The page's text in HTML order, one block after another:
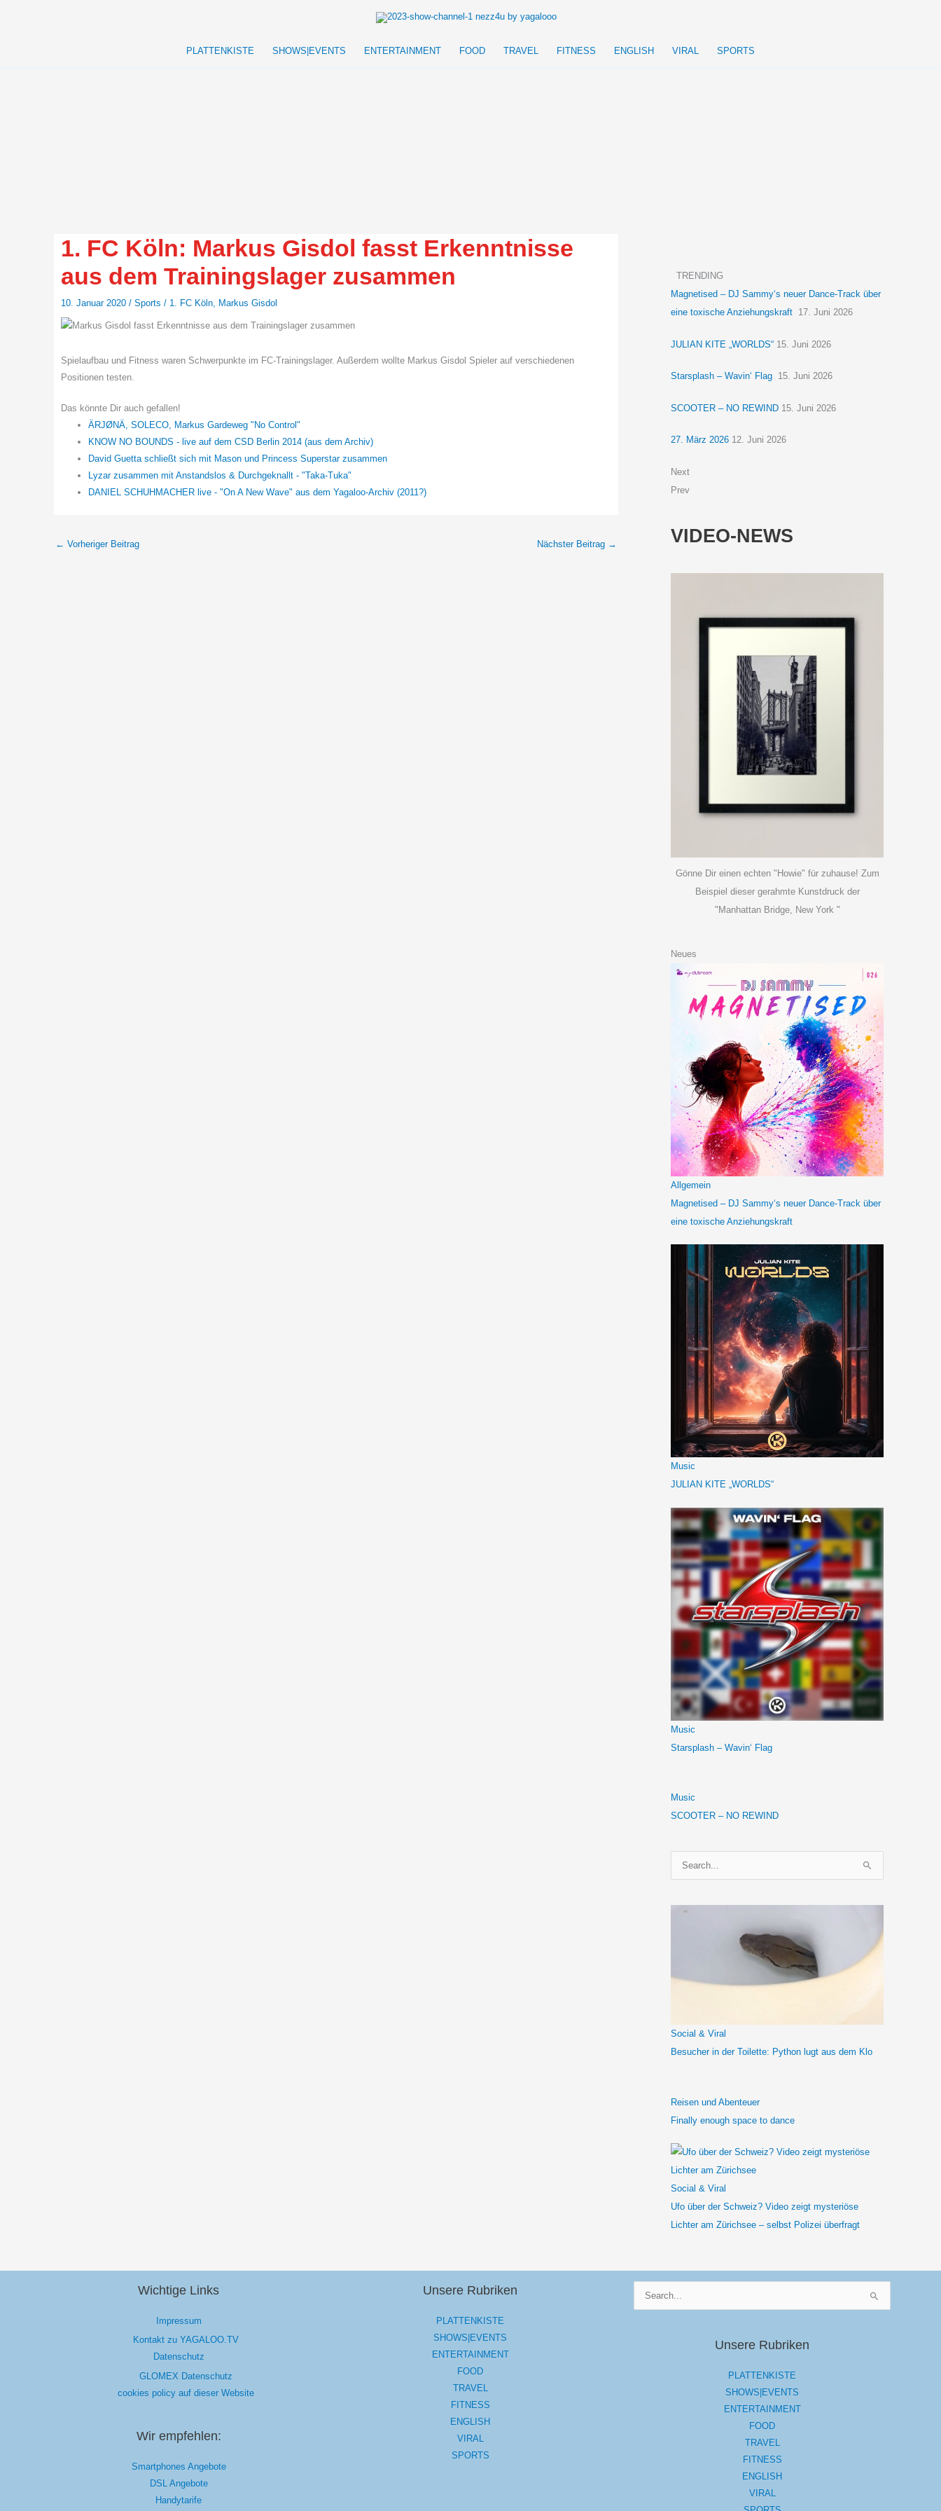
PLATTENKISTE
SHOWS|EVENTS ENTERTAINMENT FOOD TRAVEL FITNESS ENGLISH VIRAL SPORTS
1. FC Köln: Markus Gisdol fasst Erkenntnisse
aus dem Trainingslager zusammen
10. Januar 2020 / Sports / 1. FC Köln, Markus Gisdol
Spielaufbau und Fitness waren Schwerpunkte im FC-Trainingslager. Außerdem wollte Markus Gisdol Spieler auf verschiedenen
Positionen testen.
Das könnte Dir auch gefallen!
ÄRJØNÄ, SOLECO, Markus Gardeweg "No Control"
KNOW NO BOUNDS - live auf dem CSD Berlin 2014 (aus dem Archiv)
David Guetta schließt sich mit Mason und Princess Superstar zusammen
Lyzar zusammen mit Anstandslos & Durchgeknallt - "Taka-Tuka"
DANIEL SCHUHMACHER live - "On A New Wave" aus dem Yagaloo-Archiv (2011?)
← Vorheriger Beitrag Nächster Beitrag →
TRENDING
Magnetised – DJ Sammy‘s neuer Dance-Track über
eine toxische Anziehungskraft 17. Juni 2026
JULIAN KITE „WORLDS“ 15. Juni 2026
Starsplash – Wavin‘ Flag 15. Juni 2026
SCOOTER – NO REWIND 15. Juni 2026
27. März 2026 12. Juni 2026
Next
Prev
VIDEO-NEWS
Gönne Dir einen echten "Howie" für zuhause! Zum
Beispiel dieser gerahmte Kunstdruck der
"Manhattan Bridge, New York "
Neues
Allgemein
Magnetised – DJ Sammy‘s neuer Dance-Track über
eine toxische Anziehungskraft
Music
JULIAN KITE „WORLDS“
Music
Starsplash – Wavin‘ Flag
Music
SCOOTER – NO REWIND
u
h
Social & Viral
Besucher in der Toilette: Python lugt aus dem Klo
Reisen und Abenteuer
Finally enough space to dance
Social & Viral
Ufo über der Schweiz? Video zeigt mysteriöse
Lichter am Zürichsee – selbst Polizei überfragt
Wichtige Links
Impressum
Kontakt zu YAGALOO.TV
Datenschutz
GLOMEX Datenschutz
cookies policy auf dieser Website
Wir empfehlen:
Smartphones Angebote
DSL Angebote
Handytarife
Unsere Rubriken
PLATTENKISTE
SHOWS|EVENTS
ENTERTAINMENT
FOOD
TRAVEL
FITNESS
ENGLISH
VIRAL
SPORTS
Unsere Rubriken
PLATTENKISTE
SHOWS|EVENTS
ENTERTAINMENT
FOOD
TRAVEL
FITNESS
ENGLISH
VIRAL